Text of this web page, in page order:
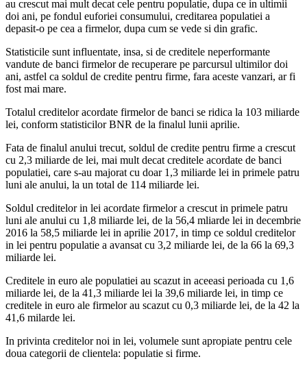
au crescut mai mult decat cele pentru populatie, dupa ce in ultimii
doi ani, pe fondul euforiei consumului, creditarea populatiei a
depasit-o pe cea a firmelor, dupa cum se vede si din grafic.
Statisticile sunt influentate, insa, si de creditele neperformante
vandute de banci firmelor de recuperare pe parcursul ultimilor doi
ani, astfel ca soldul de credite pentru firme, fara aceste vanzari, ar fi
fost mai mare.
Totalul creditelor acordate firmelor de banci se ridica la 103 miliarde
lei, conform statisticilor BNR de la finalul lunii aprilie.
Fata de finalul anului trecut, soldul de credite pentru firme a crescut
cu 2,3 miliarde de lei, mai mult decat creditele acordate de banci
populatiei, care s-au majorat cu doar 1,3 miliarde lei in primele patru
luni ale anului, la un total de 114 miliarde lei.
Soldul creditelor in lei acordate firmelor a crescut in primele patru
luni ale anului cu 1,8 miliarde lei, de la 56,4 mliarde lei in decembrie
2016 la 58,5 miliarde lei in aprilie 2017, in timp ce soldul creditelor
in lei pentru populatie a avansat cu 3,2 miliarde lei, de la 66 la 69,3
miliarde lei.
Creditele in euro ale populatiei au scazut in aceeasi perioada cu 1,6
miliarde lei, de la 41,3 miliarde lei la 39,6 miliarde lei, in timp ce
creditele in euro ale firmelor au scazut cu 0,3 miliarde lei, de la 42 la
41,6 milarde lei.
In privinta creditelor noi in lei, volumele sunt apropiate pentru cele
doua categorii de clientela: populatie si firme.